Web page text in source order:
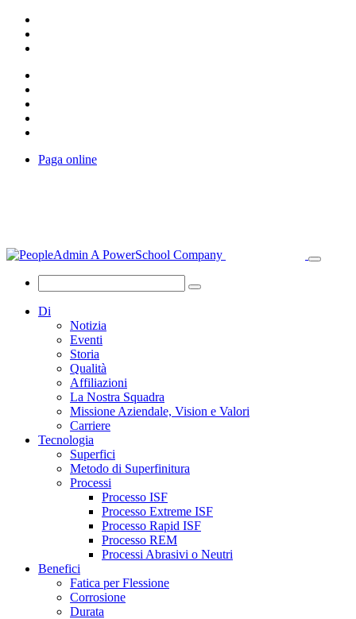
Paga online
Di
Notizia
Eventi
Storia
Qualità
Affiliazioni
La Nostra Squadra
Missione Aziendale, Vision e Valori
Carriere
Tecnologia
Superfici
Metodo di Superfinitura
Processi
Processo ISF
Processo Extreme ISF
Processo Rapid ISF
Processo REM
Processi Abrasivi o Neutri
Benefici
Fatica per Flessione
Corrosione
Durata